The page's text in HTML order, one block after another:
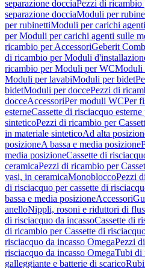
separazione docciaPezzi di ricambio
separazione docciaModuli per
per rubinettiModuli per carichi
per Moduli per carichi agenti sulle
ricambio per AccessoriGeberit
di ricambio per Moduli
ricambio per Moduli per WCModuli
Moduli per lavabiModuli per bidet
bidetModuli per doccePezzi di
docceAccessoriPer moduli WCPer
esterneCassette di risciacquo
sinteticoPezzi di ricambio per
in materiale sinteticoAd alta
posizioneA bassa e media posizione
media posizioneCassette di
ceramicaPezzi di ricambio per
vasi, in ceramicaMonobloccoPezzi
di risciacquo per cassette di
bassa e media posizioneAccessori
anelloNippli, rosoni e riduttori di
di risciacquo da incassoCassette di
di ricambio per Cassette di
risciacquo da incasso OmegaPezzi
risciacquo da incasso OmegaTubi di
galleggiante e batterie di scarico